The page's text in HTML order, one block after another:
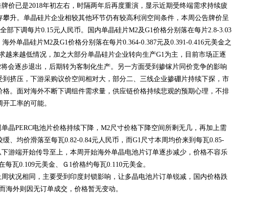
价已是2018年初左右，时隔两年后再度重演，显示近期受终端需求持续疲
升。单晶硅片企业相较其他环节仍有较高利润空间条件，本周公告牌价呈
部下调每片0.15元人民币。国内单晶硅片M2及G1价格分别落在每片2.8-3.03
外单晶硅片M2及G1价格分别落在每片0.364-0.387元及0.391-0.416元美金之
越来越低情况，加之大部分单晶硅片企业转向生产G1为主，目前市场正逐
会逐步退出，后期转为客制化生产。另一方面受到掺镓片同价竞争的影响
到挤压，下游采购议价空间相对大，部分二、三线企业掺硼片持续下探，市
。面对海外不断下调组件需求量，供应链价格持续悲观的预期心理，不排
工率的可能。
晶PERC电池片价格持续下降，M2尺寸价格下降空间所剩无几，再加上需
、均价滑落至每瓦0.82-0.84元人民币，而G1尺寸本周均价来到每瓦0.85-
游端开始传导至上，本周开始海外单晶电池片订单逐步减少，价格不容乐
瓦0.109元美金、Ｇ1价格约每瓦0.110元美金。
状况相同，主要受到印度封锁影响，让多晶电池片订单锐减，国内价格跌
海外则因无订单成交，价格暂无变动。